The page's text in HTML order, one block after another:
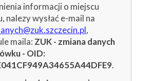
informacji o miejscu
nalezy wysłać e-mail na
,
maila: ZUK - zmiana danych
- OID:
.